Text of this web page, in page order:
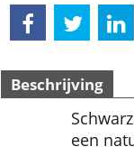
Beschrijving
een